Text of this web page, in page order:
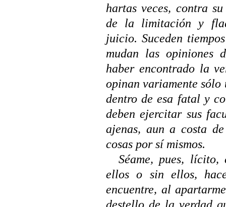
hartas veces, contra
de la limitación y
juicio. Suceden
mudan las opiniones
haber encontrado la
opinan variamente sólo
dentro de esa fatal y
deben ejercitar sus
ajenas, aun a costa
cosas por sí mismos.
Séame, pues,
ellos o sin ellos,
encuentre, al
destello de la verdad